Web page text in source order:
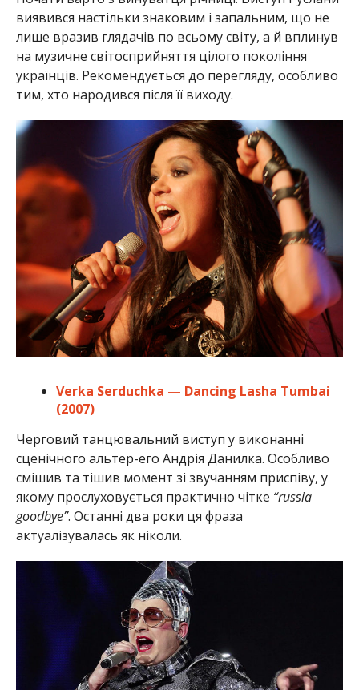
виявився настільки знаковим і запальним, що не
лише вразив глядачів по всьому світу, а й вплинув
на музичне світосприйняття цілого покоління
українців. Рекомендується до перегляду, особливо
тим, хто народився після її виходу.
Verka Serduchka — Dancing Lasha Tumbai
(2007)
Черговий танцювальний виступ у виконанні
сценічного альтер-его Андрія Данилка. Особливо
смішив та тішив момент зі звучанням приспіву, у
якому прослуховується практично чітке “russia
goodbye”. Останні два роки ця фраза
актуалізувалась як ніколи.